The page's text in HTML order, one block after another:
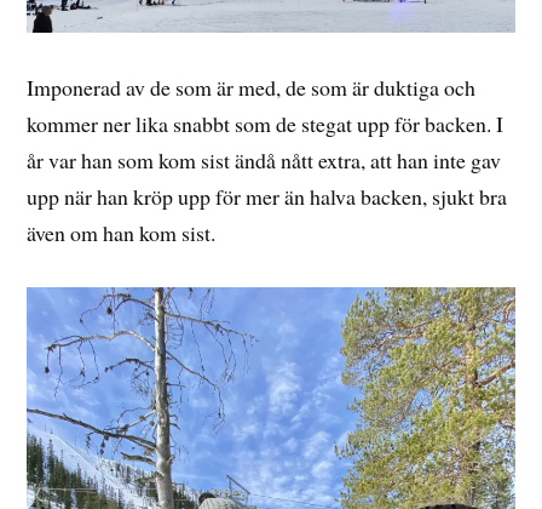
Imponerad av de som är med, de som är duktiga och
kommer ner lika snabbt som de stegat upp för backen. I
år var han som kom sist ändå nått extra, att han inte gav
upp när han kröp upp för mer än halva backen, sjukt bra
även om han kom sist.